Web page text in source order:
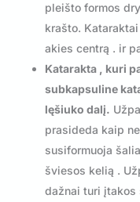
pleišto formos
krašto.
akies centrą . ir
Katarakta , kuri
subkapsuline
lęšiuko dalį.
prasideda kaip
susiformuoja
šviesos kelią .
dažnai turi